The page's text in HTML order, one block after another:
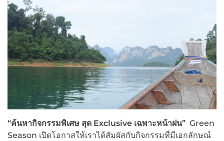
“ค้นหากิจกรรมพิเศษ สุด Exclusive เฉพาะหน้าฝน” Green
Season เปิดโอกาสให้เราได้สัมผัสกับกิจกรรมที่มีเอกลักษณ์